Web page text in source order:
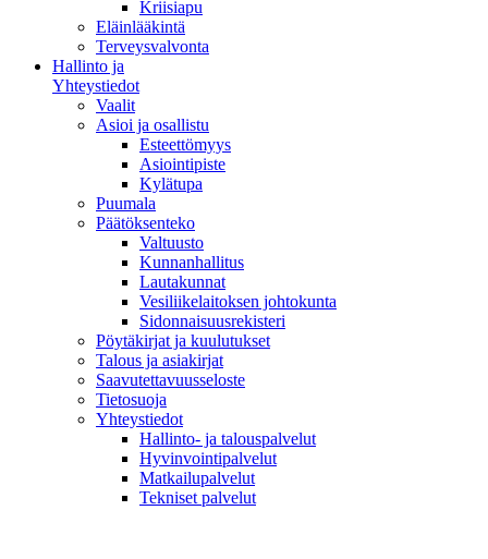
Kriisiapu
Eläinlääkintä
Terveysvalvonta
Hallinto ja
Yhteystiedot
Vaalit
Asioi ja osallistu
Esteettömyys
Asiointipiste
Kylätupa
Puumala
Päätöksenteko
Valtuusto
Kunnanhallitus
Lautakunnat
Vesiliikelaitoksen johtokunta
Sidonnaisuusrekisteri
Pöytäkirjat ja kuulutukset
Talous ja asiakirjat
Saavutettavuusseloste
Tietosuoja
Yhteystiedot
Hallinto- ja talouspalvelut
Hyvinvointipalvelut
Matkailupalvelut
Tekniset palvelut